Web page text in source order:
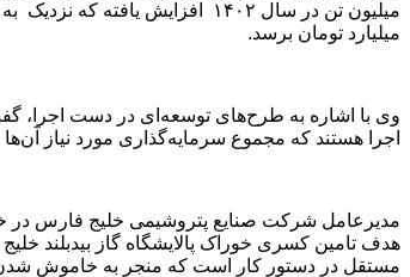
میلیارد تومان برسد.
اجرا هستند که مجموع سرمایه‌گذاری مورد نیاز آن‌ها ۹.۸۱۵ میلیون دلار و ۱۰۲۲ هزار میلیارد ریال است
مدیرعامل شرکت صنایع پتروشیمی خلیج فارس در
مستقل در دستور کار است که منجر به خاموش شدن ۸۹ مشعل خواهد